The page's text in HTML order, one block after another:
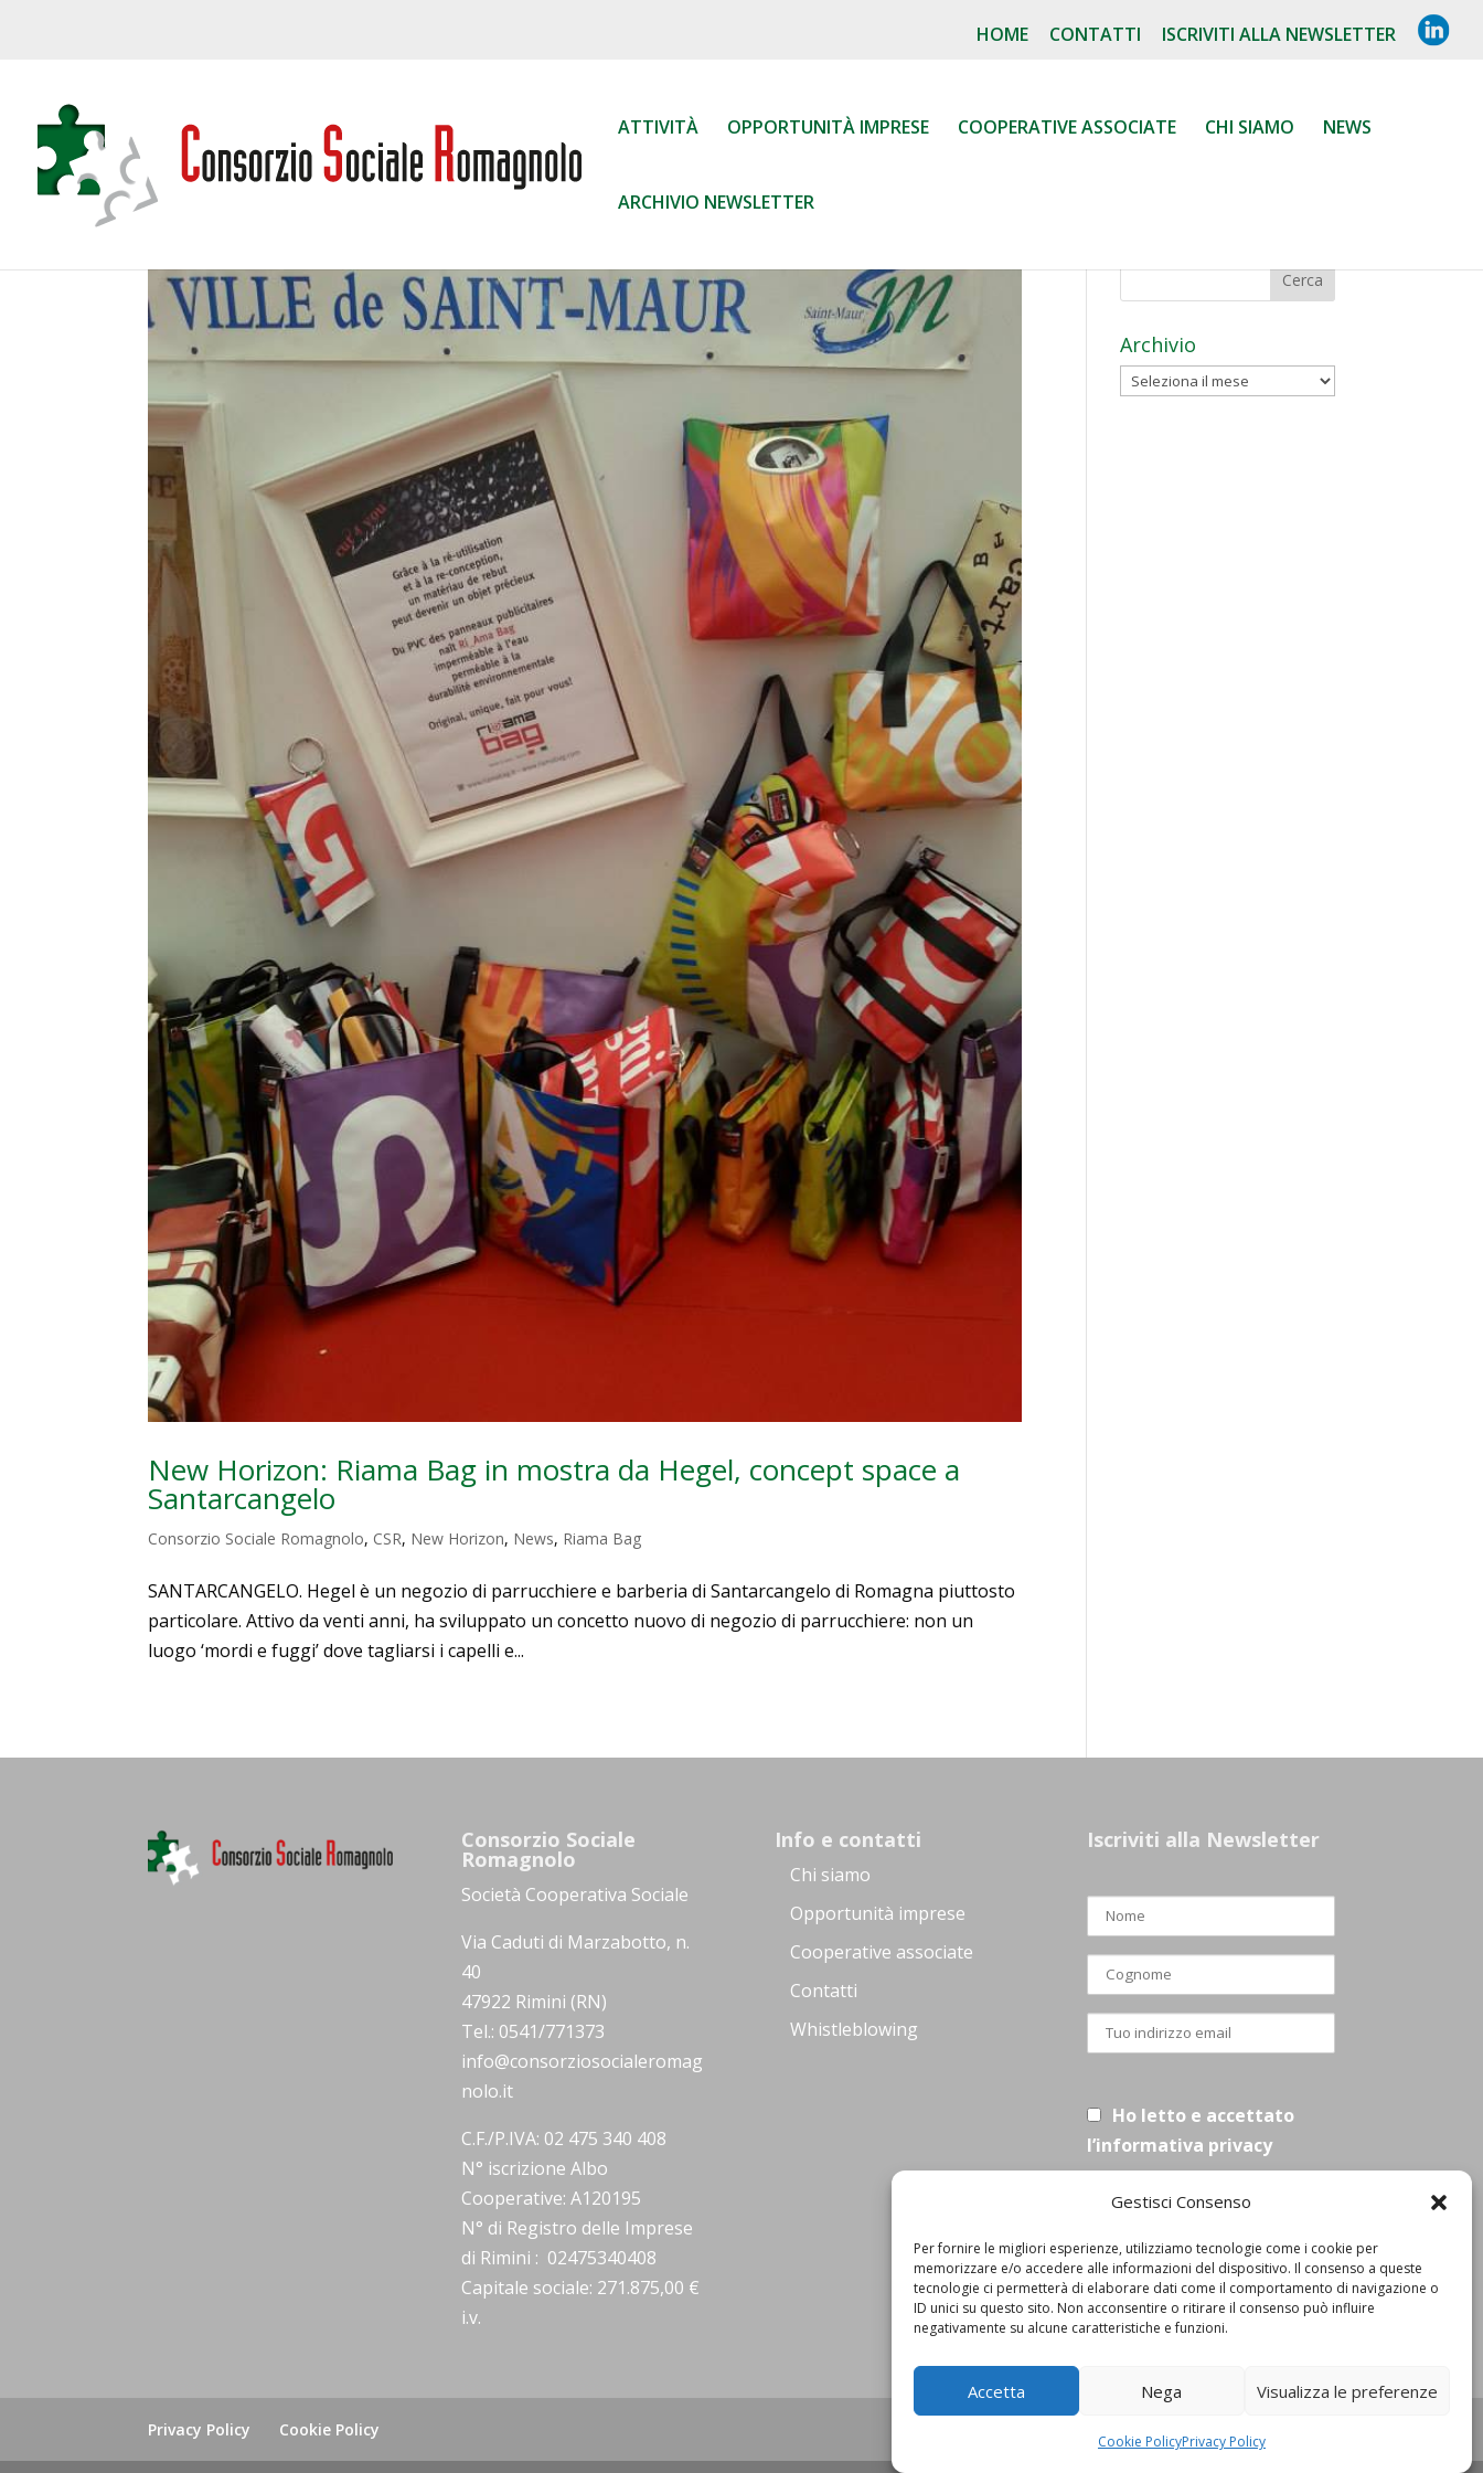
Gestisci Consenso
Per fornire le migliori esperienze, utilizziamo tecnologie come i cookie per
memorizzare e/o accedere alle informazioni del dispositivo. Il consenso a queste
tecnologie ci permetterà di elaborare dati come il comportamento di navigazione o
ID unici su questo sito. Non acconsentire o ritirare il consenso può influire
negativamente su alcune caratteristiche e funzioni.
Accetta Nega Visualizza le preferenze
Cookie PolicyPrivacy Policy
HOME CONTATTI ISCRIVITI ALLA NEWSLETTER
L
I
ATTIVITÀ OPPORTUNITÀ IMPRESE COOPERATIVE ASSOCIATE CHI SIAMO NEWS
ARCHIVIO NEWSLETTER
New Horizon: Riama Bag in mostra da Hegel, concept space a
Santarcangelo
Consorzio Sociale Romagnolo, CSR, New Horizon, News, Riama Bag
SANTARCANGELO. Hegel è un negozio di parrucchiere e barberia di Santarcangelo di Romagna piuttosto
particolare. Attivo da venti anni, ha sviluppato un concetto nuovo di negozio di parrucchiere: non un
luogo ‘mordi e fuggi’ dove tagliarsi i capelli e...
Archivio
Archivio
Consorzio Sociale
Romagnolo
Società Cooperativa Sociale
Via Caduti di Marzabotto, n.
40
47922 Rimini (RN)
Tel.: 0541/771373
info@consorziosocialeromag
nolo.it
C.F./P.IVA: 02 475 340 408
N° iscrizione Albo
Cooperative: A120195
N° di Registro delle Imprese
di Rimini : 02475340408
Capitale sociale: 271.875,00 €
i.v.
Info e contatti
Chi siamo
Opportunità imprese
Cooperative associate
Contatti
Whistleblowing
Iscriviti alla Newsletter
Ho letto e accettato
l’informativa privacy
Privacy Policy Cookie Policy